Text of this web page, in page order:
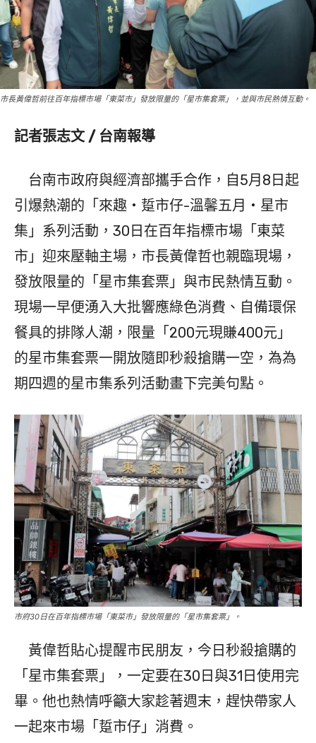
市長黃偉哲前往百年指標市場「東菜市」發放限量的「星市集套票」，並與市民熱情互動。
記者張志文 / 台南報導
台南市政府與經濟部攜手合作，自5月8日起
引爆熱潮的「來趣・踅市仔-溫馨五月・星市
集」系列活動，30日在百年指標市場「東菜
市」迎來壓軸主場，市長黃偉哲也親臨現場，
發放限量的「星市集套票」與市民熱情互動。
現場一早便湧入大批響應綠色消費、自備環保
餐具的排隊人潮，限量「200元現賺400元」
的星市集套票一開放隨即秒殺搶購一空，為為
期四週的星市集系列活動畫下完美句點。
市府30日在百年指標市場「東菜市」發放限量的「星市集套票」。
黃偉哲貼心提醒市民朋友，今日秒殺搶購的
「星市集套票」，一定要在30日與31日使用完
畢。他也熱情呼籲大家趁著週末，趕快帶家人
一起來市場「踅市仔」消費。